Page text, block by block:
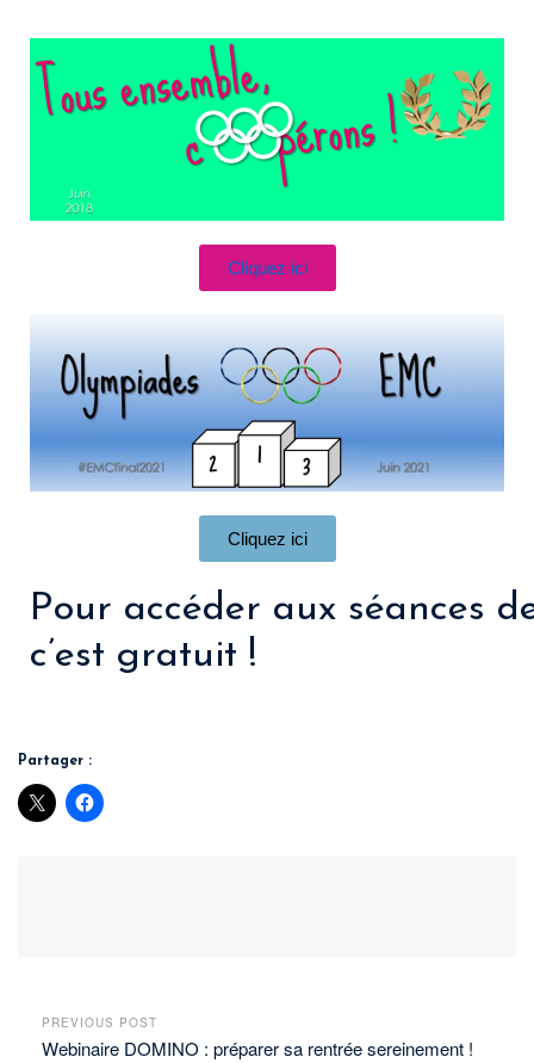
Cliquez ici
Cliquez ici
Pour accéder aux séances
c’est gratuit !
Partager :
PREVIOUS POST
Webinaire DOMINO : préparer sa rentrée sereinement !